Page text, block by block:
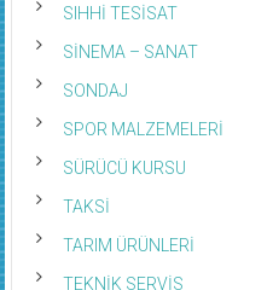
SIHHİ TESİSAT
SİNEMA – SANAT
SONDAJ
SPOR MALZEMELERİ
SÜRÜCÜ KURSU
TAKSİ
TARIM ÜRÜNLERİ
TEKNİK SERVİS